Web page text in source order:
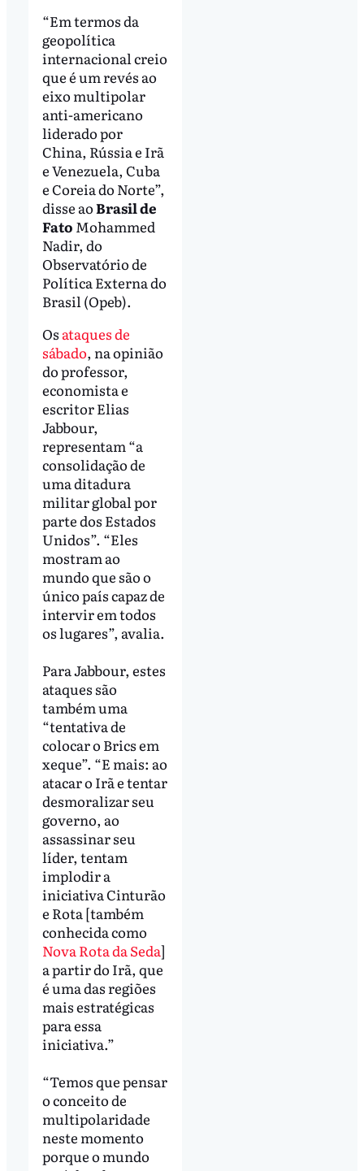
“Em termos da
geopolítica
internacional creio
que é um revés ao
eixo multipolar
anti-americano
liderado por
China, Rússia e Irã
e Venezuela, Cuba
e Coreia do Norte”,
disse aoBrasil de
Fato Mohammed
Nadir, do
Observatório de
Política Externa do
Brasil (Opeb).
Os ataques de
sábado, na opinião
do professor,
economista e
escritor Elias
Jabbour,
representam “a
consolidação de
uma ditadura
militar global por
parte dos Estados
Unidos”. “Eles
mostram ao
mundo que são o
único país capaz de
intervir em todos
os lugares”, avalia.
Para Jabbour, estes
ataques são
também uma
“tentativa de
colocar o Brics em
xeque”. “E mais: ao
atacar o Irã e tentar
desmoralizar seu
governo, ao
assassinar seu
líder, tentam
implodir a
iniciativa Cinturão
e Rota [também
conhecida como
Nova Rota da Seda]
a partir do Irã, que
é uma das regiões
mais estratégicas
para essa
iniciativa.”
“Temos que pensar
o conceito de
multipolaridade
neste momento
porque o mundo